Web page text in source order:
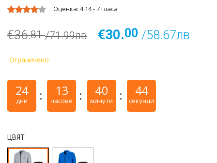
Оценка: 4.14-7гласа
€36.81 /71.99лв €30.00 /58.67лв
Ограничено
24
дни
13
часове
40
минути
43
секунди
ЦВЯТ